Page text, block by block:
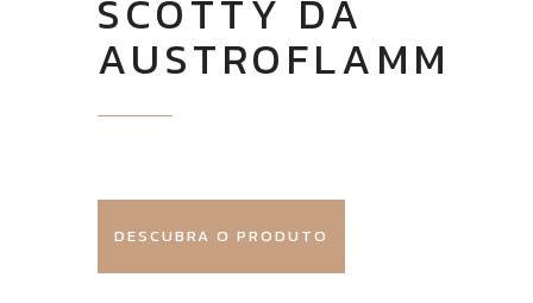
SCOTTY DA
AUSTROFLAMM
DESCUBRA O PRODUTO